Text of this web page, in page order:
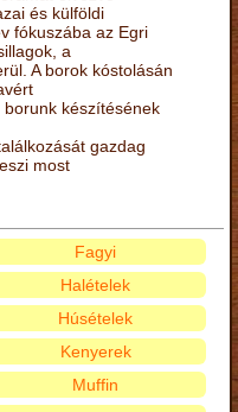
és külföldi
fókuszába az Egri
a
A borok kóstolásán
készítésének
gazdag
most
Fagyi
Halételek
Húsételek
Kenyerek
Muffin